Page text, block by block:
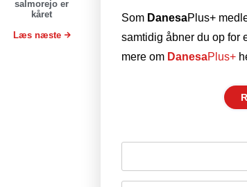
salmorejo er
kåret
Læs næste
Som DanesaPlus+
samtidig åbner du op for
mere om DanesaPlus+